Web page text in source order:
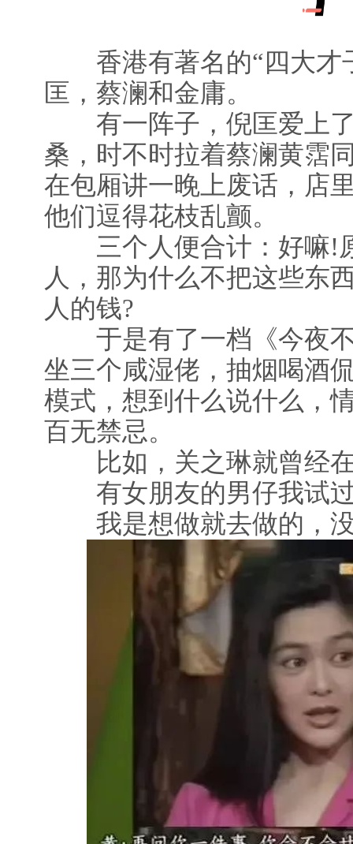
香港有著名的“四大才
匡，蔡澜和金庸。
有一阵子，倪匡爱上了
桑，时不时拉着蔡澜黄霑
在包厢讲一晚上废话，店
他们逗得花枝乱颤。
三个人便合计：好嘛!
人，那为什么不把这些东
人的钱?
于是有了一档《今夜不
坐三个咸湿佬，抽烟喝酒
模式，想到什么说什么，
百无禁忌。
比如，关之琳就曾经在
有女朋友的男仔我试过
我是想做就去做的，没